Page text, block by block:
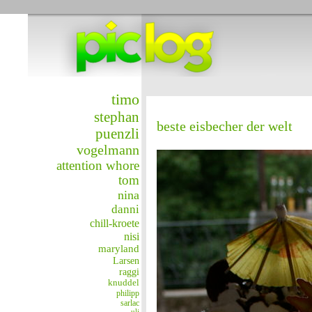
timo
stephan
puenzli
vogelmann
attention whore
tom
nina
danni
chill-kroete
nisi
maryland
Larsen
raggi
knuddel
philipp
sarlac
beste eisbecher der welt